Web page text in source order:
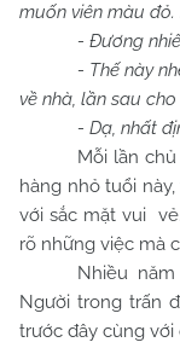
muốn viên màu
- Đương
- Thế này
về nhà, lần sau
- Dạ, nhất
Mỗi lần
hàng nhỏ tuổi
với sắc mặt vui
rõ những việc mà
Nhiều
Người trong trấn
trước đây cùng với